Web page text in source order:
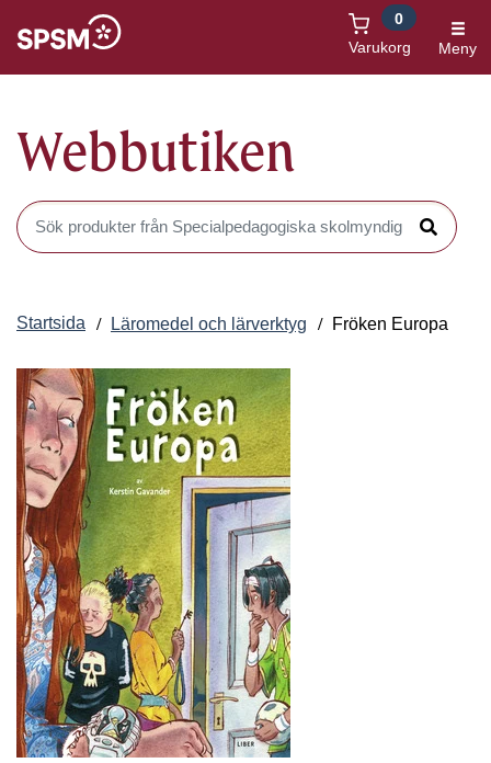
Varukorg
0
Meny
Webbutiken
Sök produkter i Webbutiken
Sök
Startsida Läromedel och lärverktyg Fröken Europa